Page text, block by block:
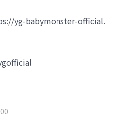
yg-babymonster-official.